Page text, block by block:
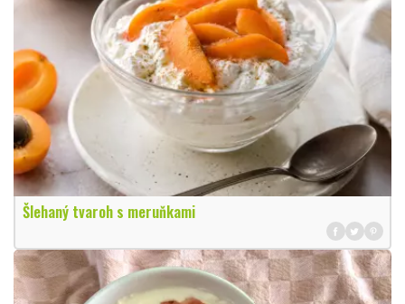
Šlehaný tvaroh s meruňkami